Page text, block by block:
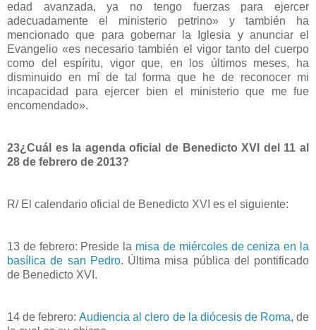
edad avanzada, ya no tengo fuerzas para ejercer
adecuadamente el ministerio petrino» y también ha
mencionado que para gobernar la Iglesia y anunciar el
Evangelio «es necesario también el vigor tanto del cuerpo
como del espíritu, vigor que, en los últimos meses, ha
disminuido en mí de tal forma que he de reconocer mi
incapacidad para ejercer bien el ministerio que me fue
encomendado».
23¿Cuál es la agenda oficial de Benedicto XVI del 11 al
28 de febrero de 2013?
R/ El calendario oficial de Benedicto XVI es el siguiente:
13 de febrero: Preside la misa de miércoles de ceniza en la
basílica de san Pedro. Última misa pública del pontificado
de Benedicto XVI.
14 de febrero:Audiencia al clero de la diócesis de Roma, de